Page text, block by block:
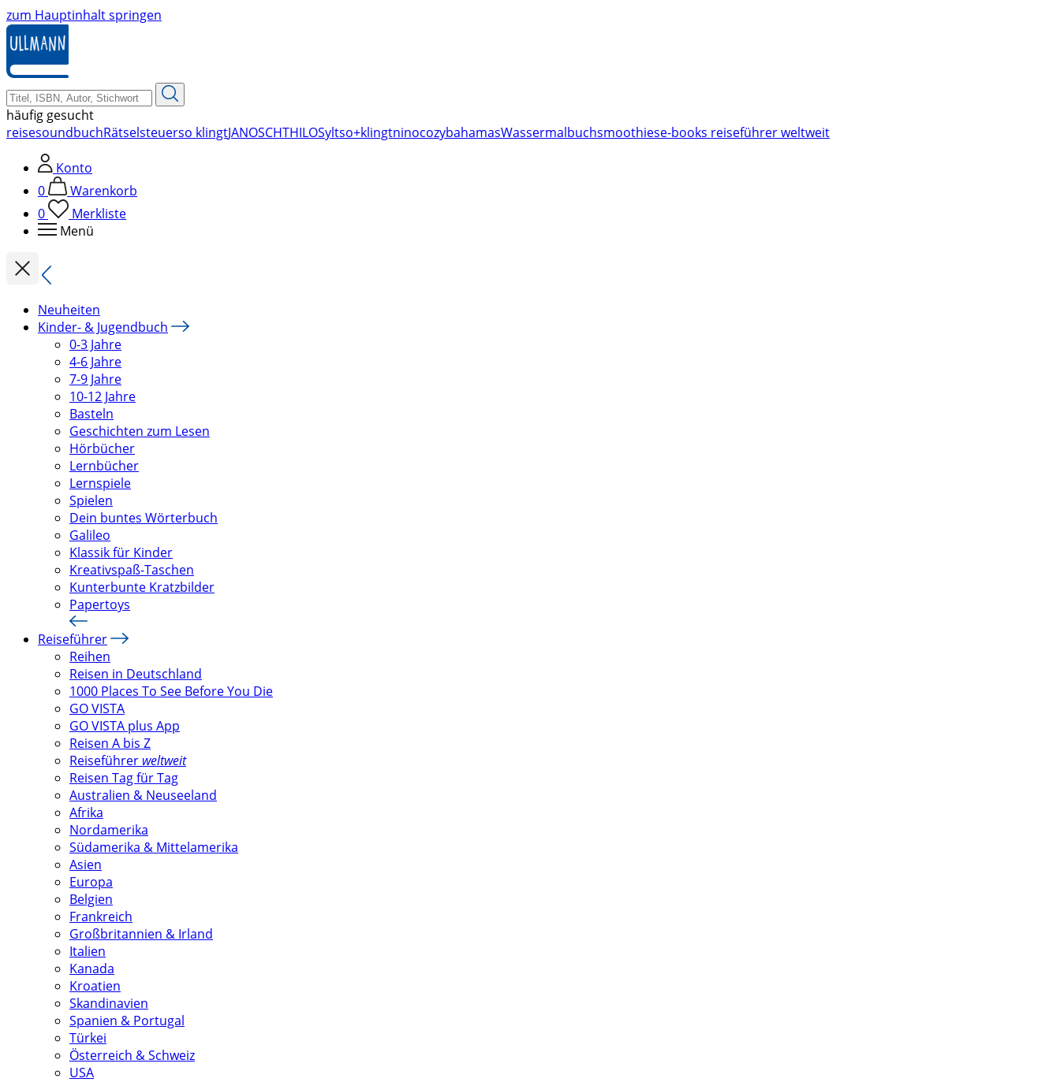
zum Hauptinhalt springen
häufig gesucht
reisesoundbuchRätselsteuerso klingtJANOSCHTHILOSyltso+klingtninocozybahamasWassermalbuchsmoothiese-books reiseführer weltweit
Konto
0
Warenkorb
0
Merkliste
Menü
Neuheiten
Kinder- & Jugendbuch
0-3 Jahre
4-6 Jahre
7-9 Jahre
10-12 Jahre
Basteln
Geschichten zum Lesen
Hörbücher
Lernbücher
Lernspiele
Spielen
Dein buntes Wörterbuch
Galileo
Klassik für Kinder
Kreativspaß-Taschen
Kunterbunte Kratzbilder
Papertoys
Reiseführer
Reihen
Reisen in Deutschland
1000 Places To See Before You Die
GO VISTA
GO VISTA plus App
Reisen A bis Z
Reiseführer weltweit
Reisen Tag für Tag
Australien & Neuseeland
Afrika
Nordamerika
Südamerika & Mittelamerika
Asien
Europa
Belgien
Frankreich
Großbritannien & Irland
Italien
Kanada
Kroatien
Skandinavien
Spanien & Portugal
Türkei
Österreich & Schweiz
USA